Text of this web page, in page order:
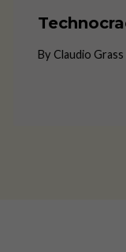
By Claudio Grass